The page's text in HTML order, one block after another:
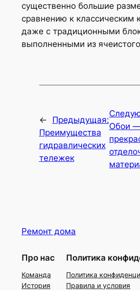
существенно большие
сравнению к классическим
даже с традиционными
выполненными из
←
Предыдущая:
Преимущества
гидравлических
тележек
Обои
Ремонт дома
Про нас
Команда
История
Политика
Политика
Правила и условия